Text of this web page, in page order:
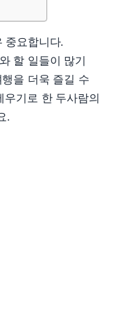
중요합니다.
할 일들이 많기
을 더욱 즐길 수
우기로 한 두사람의
.